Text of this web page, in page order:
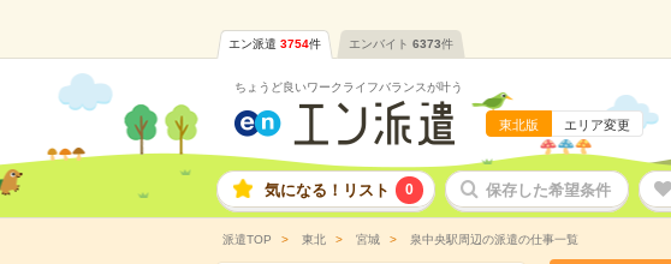
エン派遣 3754件 エンバイト 6373件
ちょうど良いワークライフバランスが叶う
東北版 エリア変更
気になる！リスト 0 保存した希望条件
派遣TOP 東北 宮城 泉中央駅周辺の派遣の仕事一覧